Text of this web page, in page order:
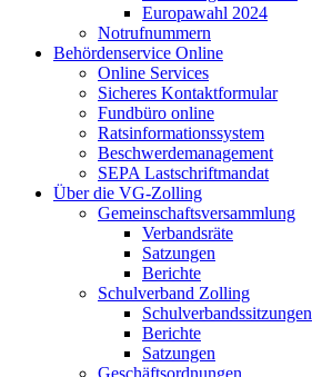
Europawahl 2024
Notrufnummern
Behördenservice Online
Online Services
Sicheres Kontaktformular
Fundbüro online
Ratsinformationssystem
Beschwerdemanagement
SEPA Lastschriftmandat
Über die VG-Zolling
Gemeinschaftsversammlung
Verbandsräte
Satzungen
Berichte
Schulverband Zolling
Schulverbandssitzungen
Berichte
Satzungen
Geschäftsordnungen